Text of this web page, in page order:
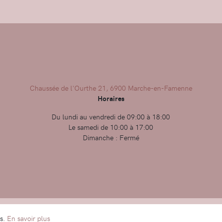
Chaussée de l'Ourthe 21, 6900 Marche-en-Famenne
Horaires
Du lundi au vendredi de 09:00 à 18:00
Le samedi de 10:00 à 17:00
Dimanche : Fermé
En savoir plus